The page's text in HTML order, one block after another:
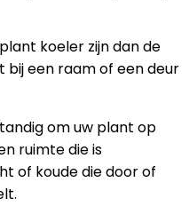
koeler zijn dan de
bij een raam of een deur
om uw plant op
ruimte die is
of koude die door of